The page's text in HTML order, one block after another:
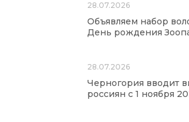
28.07.2026
Объявляем набор
День рождения
28.07.2026
Черногория вводит
россиян с 1 ноября